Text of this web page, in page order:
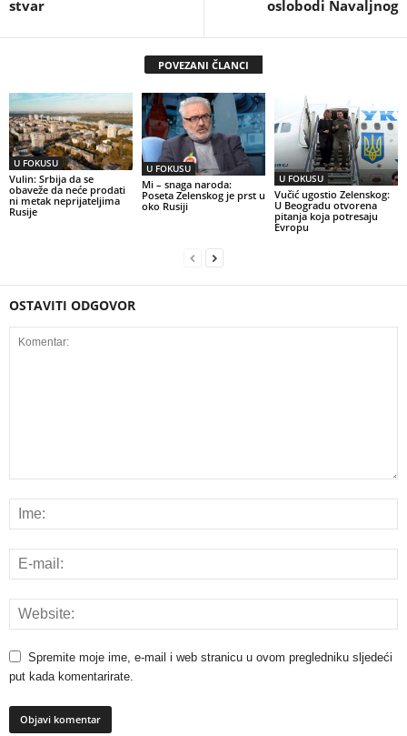
stvar oslobodi Navaljnog
POVEZANI ČLANCI
U FOKUSU
Vulin: Srbija da se
obaveže da neće prodati
ni metak neprijateljima
Rusije
U FOKUSU
Mi – snaga naroda:
Poseta Zelenskog je prst u
oko Rusiji
U FOKUSU
Vučić ugostio Zelenskog:
U Beogradu otvorena
pitanja koja potresaju
Evropu
OSTAVITI ODGOVOR
Spremite moje ime, e-mail i web stranicu u ovom pregledniku sljedeći
put kada komentarirate.